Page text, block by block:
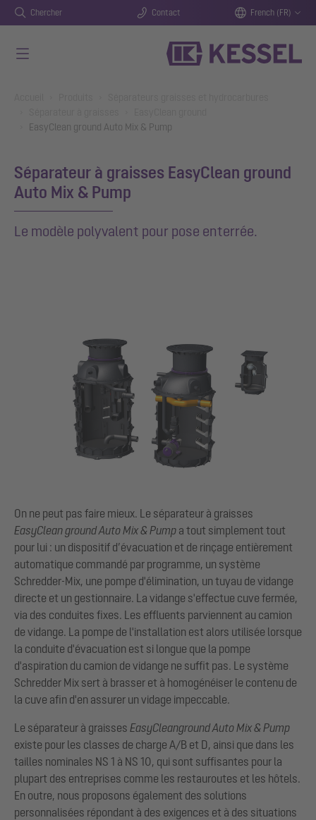
Chercher Contact French (FR)
EasyClean ground Auto Mix & Pump
Séparateur à graisses EasyClean ground
Auto Mix & Pump
Le modèle polyvalent pour pose enterrée.
On ne peut pas faire mieux. Le séparateur à graisses
EasyCleanground Auto Mix & Pump a tout simplement tout
pour lui : un dispositif d’évacuation et de rinçage entièrement
automatique commandé par programme, un système
Schredder-Mix, une pompe d'élimination, un tuyau de vidange
directe et un gestionnaire. La vidange s'effectue cuve fermée,
via des conduites fixes. Les effluents parviennent au camion
de vidange. La pompe de l'installation est alors utilisée lorsque
la conduite d'évacuation est si longue que la pompe
d'aspiration du camion de vidange ne suffit pas. Le système
Schredder Mix sert à brasser et à homogénéiser le contenu de
la cuve afin d'en assurer un vidage impeccable.
Le séparateur à graisses EasyCleanground Auto Mix & Pump
existe pour les classes de charge A/B et D, ainsi que dans les
tailles nominales NS 1 à NS 10, qui sont suffisantes pour la
plupart des entreprises comme les restauroutes et les hôtels.
En outre, nous proposons également des solutions
personnalisées répondant à des exigences et à des situations